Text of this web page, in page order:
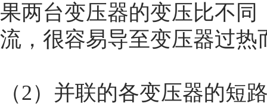
果两台变压器的变压比不
流，很容易导至变压器过热
（2）并联的各变压器的短